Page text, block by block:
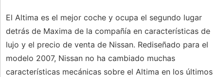
El Altima es el mejor coche y ocupa el segundo lugar
detrás de Maxima de la compañía en características de
lujo y el precio de venta de Nissan. Rediseñado para el
modelo 2007, Nissan no ha cambiado muchas
características mecánicas sobre el Altima en los últimos